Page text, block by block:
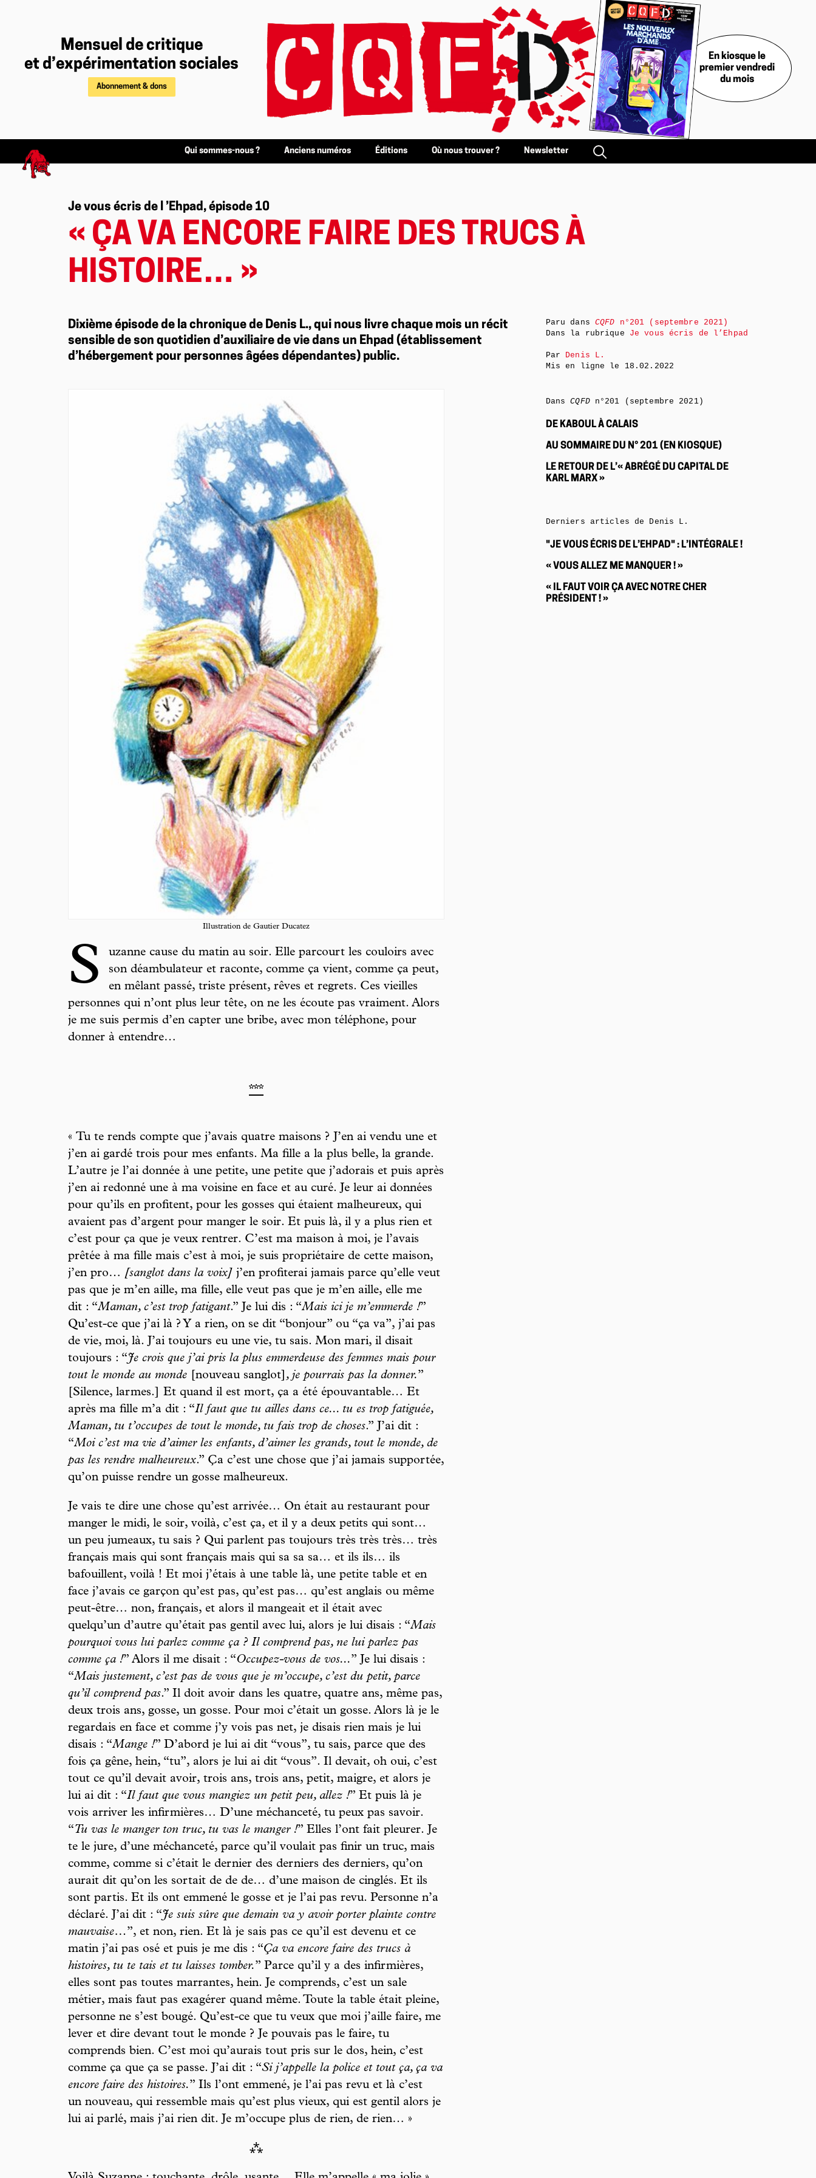
Mensuel de critique
et d’expérimentation sociales
Abonnement & dons
En kiosque le
premier vendredi
du mois
Qui sommes-nous ? Anciens numéros Éditions Où nous trouver ? Newsletter
Je vous écris de l ’Ehpad, épisode 10
« ÇA VA ENCORE FAIRE DES TRUCS À
HISTOIRE… »
Dixième épisode de la chronique de Denis L., qui nous livre chaque mois un récit
sensible de son quotidien d’auxiliaire de vie dans un Ehpad (établissement
d’hébergement pour personnes âgées dépendantes) public.
Illustration de Gautier Ducatez
S
uzanne cause du matin au soir. Elle parcourt les couloirs avec
son déambulateur et raconte, comme ça vient, comme ça peut,
en mêlant passé, triste présent, rêves et regrets. Ces vieilles
personnes qui n’ont plus leur tête, on ne les écoute pas vraiment. Alors
je me suis permis d’en capter une bribe, avec mon téléphone, pour
donner à entendre…
***
« Tu te rends compte que j’avais quatre maisons ? J’en ai vendu une et
j’en ai gardé trois pour mes enfants. Ma fille a la plus belle, la grande.
L’autre je l’ai donnée à une petite, une petite que j’adorais et puis après
j’en ai redonné une à ma voisine en face et au curé. Je leur ai données
pour qu’ils en profitent, pour les gosses qui étaient malheureux, qui
avaient pas d’argent pour manger le soir. Et puis là, il y a plus rien et
c’est pour ça que je veux rentrer. C’est ma maison à moi, je l’avais
prêtée à ma fille mais c’est à moi, je suis propriétaire de cette maison,
j’en pro… [sanglot dans la voix] j’en profiterai jamais parce qu’elle veut
pas que je m’en aille, ma fille, elle veut pas que je m’en aille, elle me
dit : “Maman, c’est trop fatigant.” Je lui dis : “Mais ici je m’emmerde !”
Qu’est-ce que j’ai là ? Y a rien, on se dit “bonjour” ou “ça va”, j’ai pas
de vie, moi, là. J’ai toujours eu une vie, tu sais. Mon mari, il disait
toujours : “Je crois que j’ai pris la plus emmerdeuse des femmes mais pour
tout le monde au monde [nouveau sanglot] , je pourrais pas la donner.”
[Silence, larmes.] Et quand il est mort, ça a été épouvantable… Et
après ma fille m’a dit : “Il faut que tu ailles dans ce... tu es trop fatiguée,
Maman, tu t’occupes de tout le monde, tu fais trop de choses.” J’ai dit :
“Moi c’est ma vie d’aimer les enfants, d’aimer les grands, tout le monde, de
pas les rendre malheureux.” Ça c’est une chose que j’ai jamais supportée,
qu’on puisse rendre un gosse malheureux.
Je vais te dire une chose qu’est arrivée… On était au restaurant pour
manger le midi, le soir, voilà, c’est ça, et il y a deux petits qui sont…
un peu jumeaux, tu sais ? Qui parlent pas toujours très très très… très
français mais qui sont français mais qui sa sa sa… et ils ils… ils
bafouillent, voilà ! Et moi j’étais à une table là, une petite table et en
face j’avais ce garçon qu’est pas, qu’est pas… qu’est anglais ou même
peut-être… non, français, et alors il mangeait et il était avec
quelqu’un d’autre qu’était pas gentil avec lui, alors je lui disais : “Mais
pourquoi vous lui parlez comme ça ? Il comprend pas, ne lui parlez pas
comme ça !” Alors il me disait : “Occupez-vous de vos...” Je lui disais :
“Mais justement, c’est pas de vous que je m’occupe, c’est du petit, parce
qu’il comprend pas.” Il doit avoir dans les quatre, quatre ans, même pas,
deux trois ans, gosse, un gosse. Pour moi c’était un gosse. Alors là je le
regardais en face et comme j’y vois pas net, je disais rien mais je lui
disais : “Mange !” D’abord je lui ai dit “vous”, tu sais, parce que des
fois ça gêne, hein, “tu”, alors je lui ai dit “vous”. Il devait, oh oui, c’est
tout ce qu’il devait avoir, trois ans, trois ans, petit, maigre, et alors je
lui ai dit : “Il faut que vous mangiez un petit peu, allez !” Et puis là je
vois arriver les infirmières… D’une méchanceté, tu peux pas savoir.
“Tu vas le manger ton truc, tu vas le manger !” Elles l’ont fait pleurer. Je
te le jure, d’une méchanceté, parce qu’il voulait pas finir un truc, mais
comme, comme si c’était le dernier des derniers des derniers, qu’on
aurait dit qu’on les sortait de de de… d’une maison de cinglés. Et ils
sont partis. Et ils ont emmené le gosse et je l’ai pas revu. Personne n’a
déclaré. J’ai dit : “Je suis sûre que demain va y avoir porter plainte contre
mauvaise…”, et non, rien. Et là je sais pas ce qu’il est devenu et ce
matin j’ai pas osé et puis je me dis : “Ça va encore faire des trucs à
histoires, tu te tais et tu laisses tomber.” Parce qu’il y a des infirmières,
elles sont pas toutes marrantes, hein. Je comprends, c’est un sale
métier, mais faut pas exagérer quand même. Toute la table était pleine,
personne ne s’est bougé. Qu’est-ce que tu veux que moi j’aille faire, me
lever et dire devant tout le monde ? Je pouvais pas le faire, tu
comprends bien. C’est moi qu’aurais tout pris sur le dos, hein, c’est
comme ça que ça se passe. J’ai dit : “Si j’appelle la police et tout ça, ça va
encore faire des histoires.” Ils l’ont emmené, je l’ai pas revu et là c’est
un nouveau, qui ressemble mais qu’est plus vieux, qui est gentil alors je
lui ai parlé, mais j’ai rien dit. Je m’occupe plus de rien, de rien… »
⁂
Paru dans CQFD n°201 (septembre 2021)
Dans la rubrique Je vous écris de l’Ehpad
Par Denis L.
Mis en ligne le 18.02.2022
DansCQFDn°201 (septembre 2021)
DE KABOUL À CALAIS
AU SOMMAIRE DU N° 201 (EN KIOSQUE)
LE RETOUR DE L’« ABRÉGÉ DU CAPITAL DE
KARL MARX »
Derniers articles de Denis L.
"JE VOUS ÉCRIS DE L’EHPAD" : L’INTÉGRALE !
« VOUS ALLEZ ME MANQUER ! »
« IL FAUT VOIR ÇA AVEC NOTRE CHER
PRÉSIDENT ! »